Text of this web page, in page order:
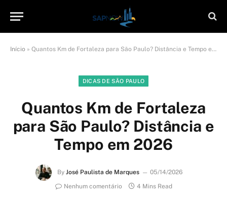
Início » Quantos Km de Fortaleza para São Paulo? Distância e Tempo em 2026
DICAS DE SÃO PAULO
Quantos Km de Fortaleza
para São Paulo? Distância e
Tempo em 2026
By José Paulista de Marques
05/14/2026
Nenhum comentário
4 Mins Read